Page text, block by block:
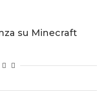
su Minecraft